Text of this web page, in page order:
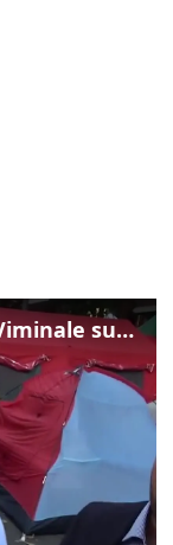
Gualtieri: "Responsabilità del Viminale su Spin Time? La posizione dei partiti è nota"